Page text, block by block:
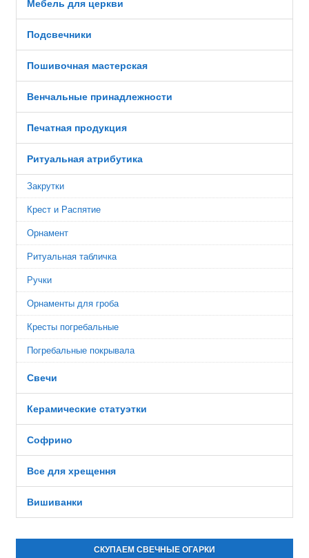
Мебель для церкви
Подсвечники
Пошивочная мастерская
Венчальные принадлежности
Печатная продукция
Ритуальная атрибутика
Закрутки
Крест и Распятие
Орнамент
Ритуальная табличка
Ручки
Орнаменты для гроба
Кресты погребальные
Погребальные покрывала
Свечи
Керамические статуэтки
Софрино
Все для хрещення
Вишиванки
СКУПАЕМ СВЕЧНЫЕ ОГАРКИ